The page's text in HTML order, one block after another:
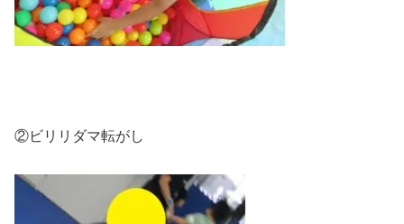
②ビリリダマ転がし